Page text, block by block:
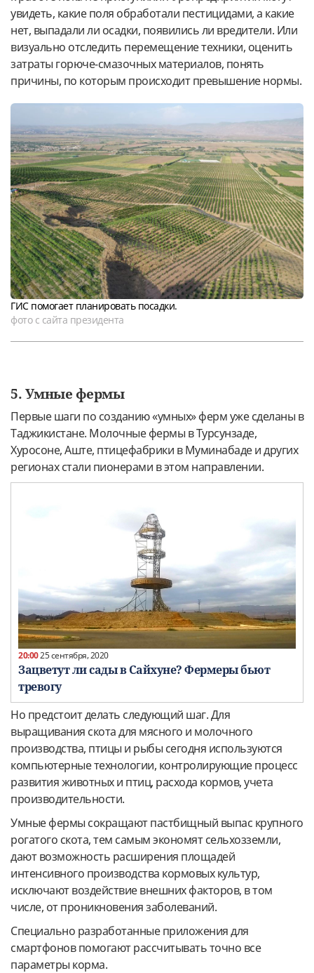
увидеть, какие поля обработали пестицидами, а какие
нет, выпадали ли осадки, появились ли вредители. Или
визуально отследить перемещение техники, оценить
затраты горюче-смазочных материалов, понять
причины, по которым происходит превышение нормы.
ГИС помогает планировать посадки.
фото с сайта президента
5. Умные фермы
Первые шаги по созданию «умных» ферм уже сделаны в
Таджикистане. Молочные фермы в Турсунзаде,
Хуросоне, Аште, птицефабрики в Муминабаде и других
регионах стали пионерами в этом направлении.
20:0025 сентября, 2020
Зацветут ли сады в Сайхуне? Фермеры бьют
тревогу
Но предстоит делать следующий шаг. Для
выращивания скота для мясного и молочного
производства, птицы и рыбы сегодня используются
компьютерные технологии, контролирующие процесс
развития животных и птиц, расхода кормов, учета
производительности.
Умные фермы сокращают пастбищный выпас крупного
рогатого скота, тем самым экономят сельхозземли,
дают возможность расширения площадей
интенсивного производства кормовых культур,
исключают воздействие внешних факторов, в том
числе, от проникновения заболеваний.
Специально разработанные приложения для
смартфонов помогают рассчитывать точно все
параметры корма.